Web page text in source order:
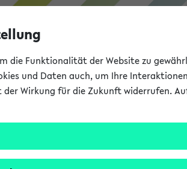
Anmeldung am System zur Verfügung
die Funktionalität der Website zu
und Daten auch, um Ihre
der Wirkung für die Zukunft widerrufen.